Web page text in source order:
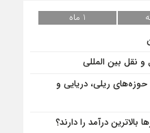
1 ماه
نقل بین المللی
ریلی، دریایی و
درآمد را دارند؟